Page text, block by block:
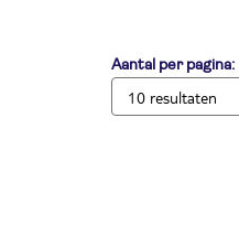
Aantal per pagina: